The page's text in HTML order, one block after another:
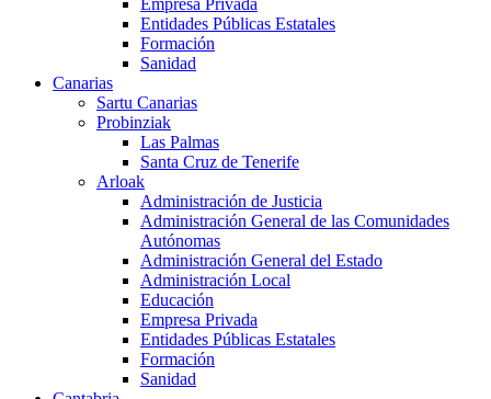
Empresa Privada
Entidades Públicas Estatales
Formación
Sanidad
Canarias
Sartu Canarias
Probinziak
Las Palmas
Santa Cruz de Tenerife
Arloak
Administración de Justicia
Administración General de las Comunidades
Autónomas
Administración General del Estado
Administración Local
Educación
Empresa Privada
Entidades Públicas Estatales
Formación
Sanidad